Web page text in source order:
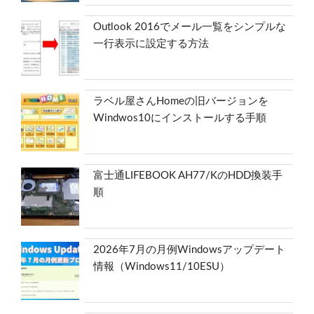
Outlook 2016でメール一覧をシンプルな
一行表示に設定する方法
ラベル屋さんHomeの旧バージョンを
Windwos10にインストールする手順
富士通LIFEBOOK AH77/KのHDD換装手
順
2026年7月の月例Windowsアップデート
情報（Windows11/10ESU）